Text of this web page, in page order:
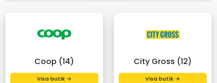
Coop (14)
Visa butik →
City Gross (12)
Visa butik →